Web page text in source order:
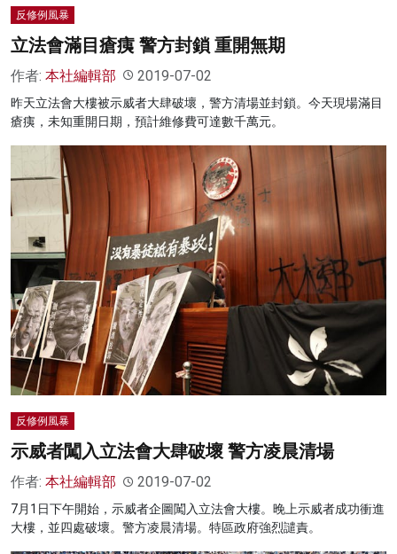
反修例風暴
立法會滿目瘡痍 警方封鎖 重開無期
作者: 本社編輯部 2019-07-02
昨天立法會大樓被示威者大肆破壞，警方清場並封鎖。今天現場滿目
瘡痍，未知重開日期，預計維修費可達數千萬元。
反修例風暴
示威者闖入立法會大肆破壞 警方凌晨清場
作者: 本社編輯部 2019-07-02
7月1日下午開始，示威者企圖闖入立法會大樓。晚上示威者成功衝進
大樓，並四處破壞。警方凌晨清場。特區政府強烈譴責。